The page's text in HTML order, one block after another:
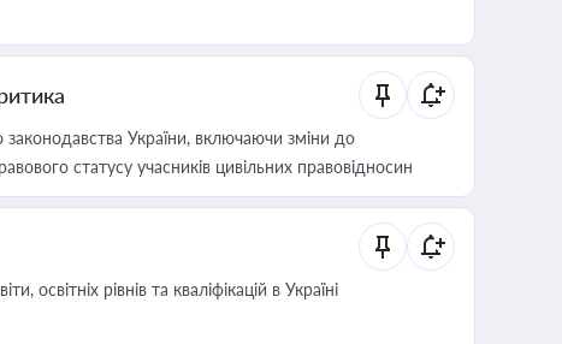
України, включаючи зміни до
статусу учасників цивільних правовідносин
рівнів та кваліфікацій в Україні